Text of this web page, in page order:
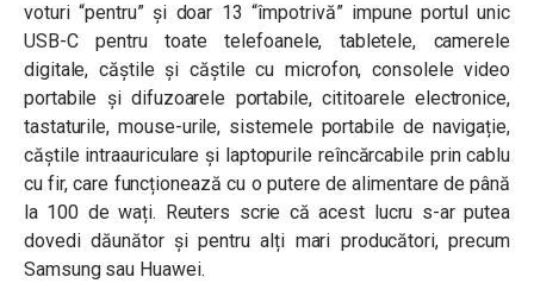
voturi “pentru” și doar 13 “împotrivă” impune portul unic
USB-C pentru toate telefoanele, tabletele, camerele
digitale, căștile și căștile cu microfon, consolele video
portabile și difuzoarele portabile, cititoarele electronice,
tastaturile, mouse-urile, sistemele portabile de navigație,
căștile intraauriculare și laptopurile reîncărcabile prin cablu
cu fir, care funcționează cu o putere de alimentare de până
la 100 de wați. Reuters scrie că acest lucru s-ar putea
dovedi dăunător și pentru alți mari producători, precum
Samsung sau Huawei.